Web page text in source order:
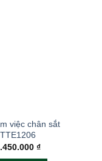
việc chân sắt
TTE1206
₫